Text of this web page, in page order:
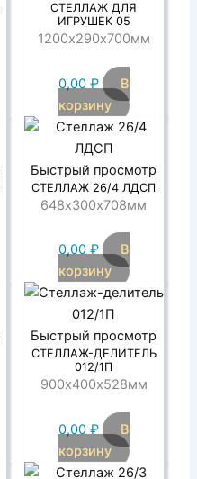
СТЕЛЛАЖ ДЛЯ
ИГРУШЕК 05
1200х290х700мм
0,00 ₽
В
корзину
Быстрый просмотр
СТЕЛЛАЖ 26/4 ЛДСП
648х300х708мм
0,00 ₽
В
корзину
Быстрый просмотр
СТЕЛЛАЖ-ДЕЛИТЕЛЬ
012/1П
900х400х528мм
0,00 ₽
В
корзину